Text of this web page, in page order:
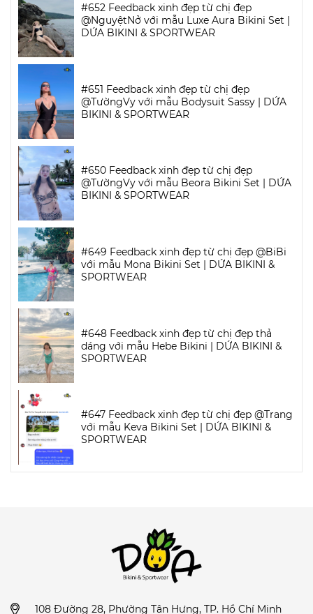
#652 Feedback xinh đẹp từ chị đẹp
@NguyệtNở với mẫu Luxe Aura Bikini Set |
DỨA BIKINI & SPORTWEAR
#651 Feedback xinh đẹp từ chị đẹp
@TườngVy với mẫu Bodysuit Sassy | DỨA
BIKINI & SPORTWEAR
#650 Feedback xinh đẹp từ chị đẹp
@TườngVy với mẫu Beora Bikini Set | DỨA
BIKINI & SPORTWEAR
#649 Feedback xinh đẹp từ chị đẹp @BiBi
với mẫu Mona Bikini Set | DỨA BIKINI &
SPORTWEAR
#648 Feedback xinh đẹp từ chị đẹp thả
dáng với mẫu Hebe Bikini | DỨA BIKINI &
SPORTWEAR
#647 Feedback xinh đẹp từ chị đẹp @Trang
với mẫu Keva Bikini Set | DỨA BIKINI &
SPORTWEAR
108 Đường 28, Phường Tân Hưng, TP. Hồ Chí Minh